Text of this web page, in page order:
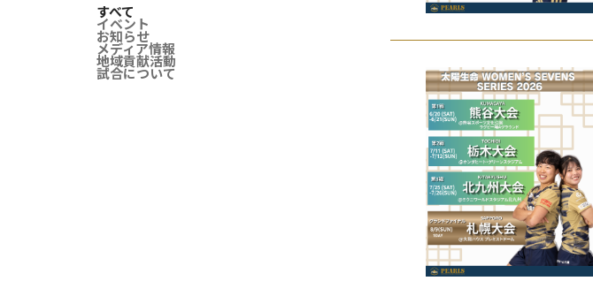
すべて
イベント
お知らせ
メディア情報
地域貢献活動
試合について